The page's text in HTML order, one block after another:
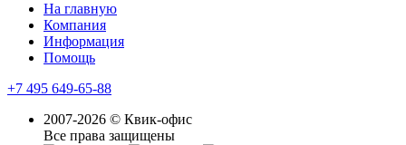
На главную
Компания
Информация
Помощь
+7 495 649-65-88
2007-2026 © Квик-офис
Все права защищены